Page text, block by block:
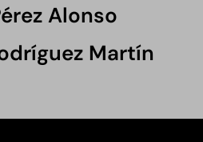
Alonso
Martín